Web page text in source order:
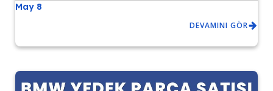
May 8
DEVAMINI GÖR